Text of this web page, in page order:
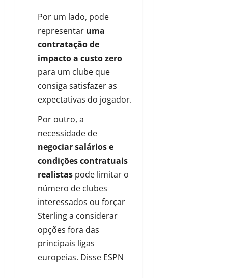
Por um lado, pode
representar uma
contratação de
impacto a custo zero
para um clube que
consiga satisfazer as
expectativas do jogador.
Por outro, a
necessidade de
negociar salários e
condições contratuais
realistas pode limitar o
número de clubes
interessados ou forçar
Sterling a considerar
opções fora das
principais ligas
europeias. Disse ESPN